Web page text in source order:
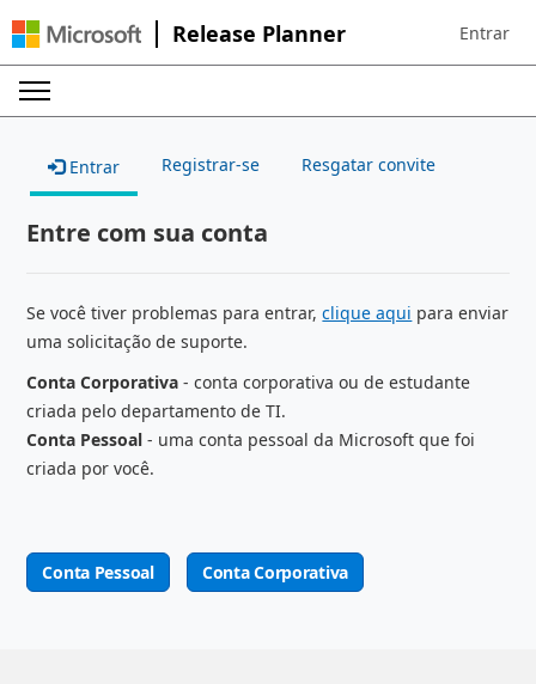
Release Planner Sign in to
Entrar
Entrar Registrar-se Resgatar convite
Entre com sua conta
Se você tiver problemas para entrar,clique aqui para enviar
uma solicitação de suporte.
Conta Corporativa - conta corporativa ou de estudante
criada pelo departamento de TI.
Conta Pessoal - uma conta pessoal da Microsoft que foi
criada por você.
Conta Pessoal Conta Corporativa